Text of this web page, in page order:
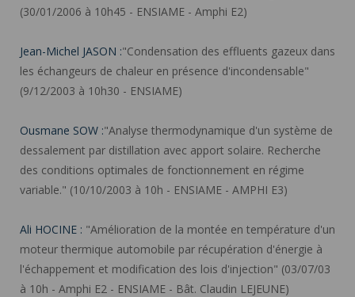
(30/01/2006 à 10h45 - ENSIAME - Amphi E2)
Jean-Michel JASON :"Condensation des effluents gazeux dans
les échangeurs de chaleur en présence d'incondensable"
(9/12/2003 à 10h30 - ENSIAME)
Ousmane SOW :"Analyse thermodynamique d'un système de
dessalement par distillation avec apport solaire. Recherche
des conditions optimales de fonctionnement en régime
variable." (10/10/2003 à 10h - ENSIAME - AMPHI E3)
Ali HOCINE : "Amélioration de la montée en température d'un
moteur thermique automobile par récupération d'énergie à
l'échappement et modification des lois d'injection" (03/07/03
à 10h - Amphi E2 - ENSIAME - Bât. Claudin LEJEUNE)